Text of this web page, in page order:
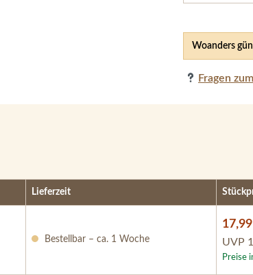
Woanders
Fragen
Lieferzeit
Bestellbar – ca. 1 Woche UVP
Preise